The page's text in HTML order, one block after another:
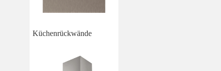
Küchenrückwände